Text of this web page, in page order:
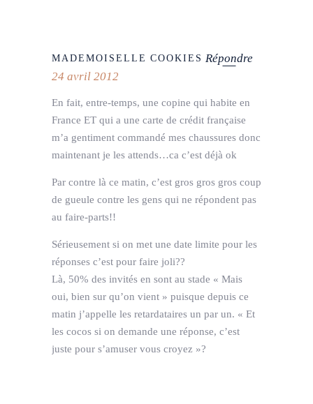
MADEMOISELLE COOKIES Répondre
24 avril 2012
En fait, entre-temps, une copine qui habite en
France ET qui a une carte de crédit française
m’a gentiment commandé mes chaussures donc
maintenant je les attends…ca c’est déjà ok
Par contre là ce matin, c’est gros gros gros coup
de gueule contre les gens qui ne répondent pas
au faire-parts!!
Sérieusement si on met une date limite pour les
réponses c’est pour faire joli??
Là, 50% des invités en sont au stade « Mais
oui, bien sur qu’on vient » puisque depuis ce
matin j’appelle les retardataires un par un. « Et
les cocos si on demande une réponse, c’est
juste pour s’amuser vous croyez »?